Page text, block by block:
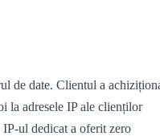
de date. Clientul a
la adresele IP ale clienților
ul dedicat a oferit zero